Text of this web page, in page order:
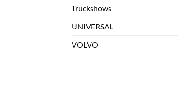
Truckshows
UNIVERSAL
VOLVO